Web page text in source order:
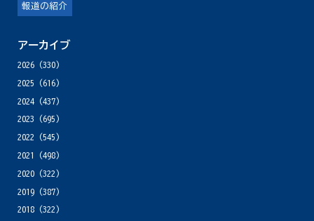
報道の紹介
アーカイブ
2026(330)
2025 (616)
2024(437)
2023 (695)
2022 (545)
2021
(498)
2020(322)
2019(387)
2018(322)